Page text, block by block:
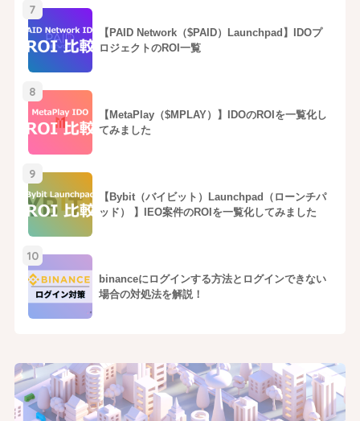
7
【PAID Network（$PAID）Launchpad】IDOプ
ロジェクトのROI一覧
8
【MetaPlay（$MPLAY）】IDOのROIを一覧化し
てみました
9
【Bybit（バイビット）Launchpad（ローンチパ
ッド） 】IEO案件のROIを一覧化してみました
10
binanceにログインする方法とログインできない
場合の対処法を解説！